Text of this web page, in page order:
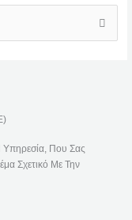
Που Σας
Σχετικό Με Την